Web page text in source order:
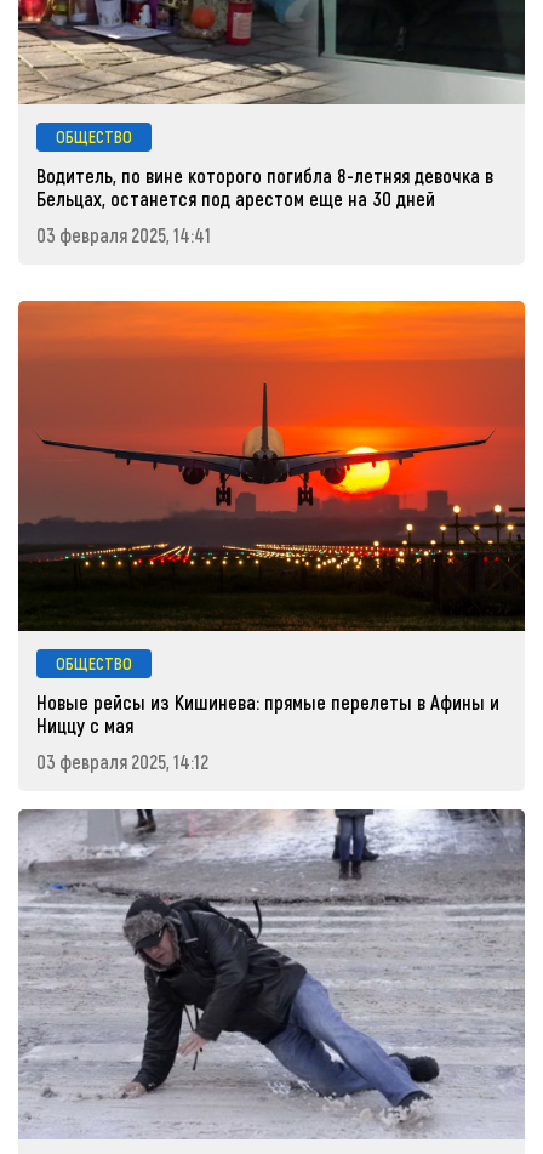
ОБЩЕСТВО
Водитель, по вине которого погибла 8-летняя девочка в
Бельцах, останется под арестом еще на 30 дней
03 февраля 2025, 14:41
ОБЩЕСТВО
Новые рейсы из Кишинева: прямые перелеты в Афины и
Ниццу с мая
03 февраля 2025, 14:12